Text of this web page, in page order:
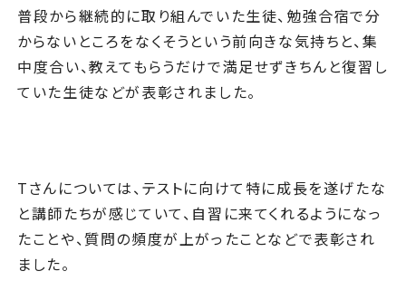
普段から継続的に取り組んでいた生徒、勉強合宿で分
からないところをなくそうという前向きな気持ちと、集
中度合い、教えてもらうだけで満足せずきちんと復習し
ていた生徒などが表彰されました。
Tさんについては、テストに向けて特に成長を遂げたな
と講師たちが感じていて、自習に来てくれるようになっ
たことや、質問の頻度が上がったことなどで表彰され
ました。